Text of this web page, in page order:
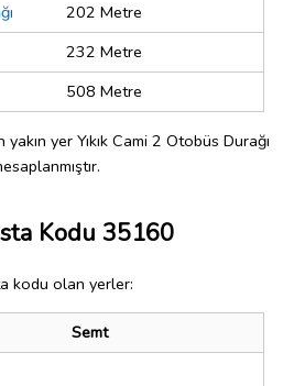
202 Metre
232 Metre
508 Metre
yakın yer Yıkık Cami 2 Otobüs Durağı
Kodu 35160
kodu olan yerler:
Semt